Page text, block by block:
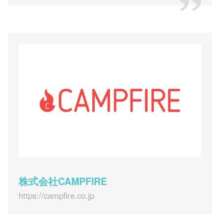
株式会社CAMPFIRE
https://campfire.co.jp